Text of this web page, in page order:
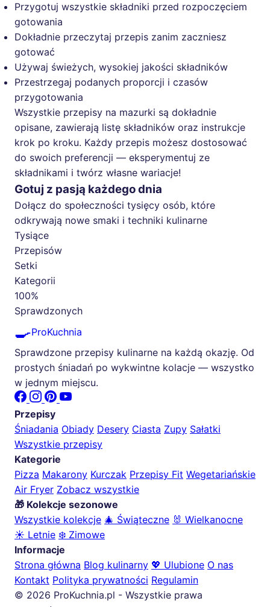
Przygotuj wszystkie składniki przed rozpoczęciem
gotowania
Dokładnie przeczytaj przepis zanim zaczniesz
gotować
Używaj świeżych, wysokiej jakości składników
Przestrzegaj podanych proporcji i czasów
przygotowania
Wszystkie przepisy na mazurki są dokładnie
opisane, zawierają listę składników oraz instrukcje
krok po kroku. Każdy przepis możesz dostosować
do swoich preferencji — eksperymentuj ze
składnikami i twórz własne wariacje!
Gotuj z pasją każdego dnia
Dołącz do społeczności tysięcy osób, które
odkrywają nowe smaki i techniki kulinarne
Tysiące
Przepisów
Setki
Kategorii
100%
Sprawdzonych
🍳ProKuchnia
Sprawdzone przepisy kulinarne na każdą okazję. Od
prostych śniadań po wykwintne kolacje — wszystko
w jednym miejscu.
Przepisy
Śniadania Obiady Desery Ciasta Zupy Sałatki
Wszystkie przepisy
Kategorie
Pizza Makarony Kurczak Przepisy Fit Wegetariańskie
Air Fryer Zobacz wszystkie
🎁 Kolekcje sezonowe
Wszystkie kolekcje 🎄 Świąteczne 🐰 Wielkanocne
☀️ Letnie ❄️ Zimowe
Informacje
Strona główna Blog kulinarny 💖 Ulubione O nas
Kontakt Polityka prywatności Regulamin
© 2026 ProKuchnia.pl - Wszystkie prawa